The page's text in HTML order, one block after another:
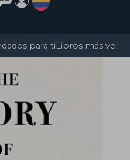
para tiLibros más